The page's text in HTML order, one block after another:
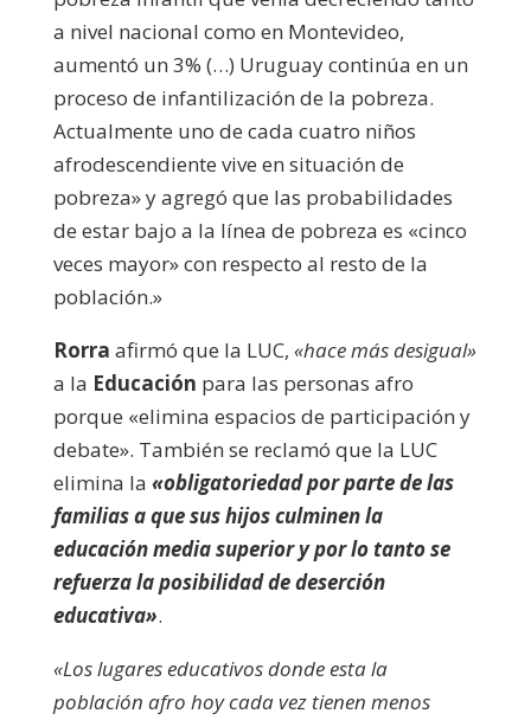
a nivel nacional como en Montevideo,
aumentó un 3% (…) Uruguay continúa en un
proceso de infantilización de la pobreza.
Actualmente uno de cada cuatro niños
afrodescendiente vive en situación de
pobreza» y agregó que las probabilidades
de estar bajo a la línea de pobreza es «cinco
veces mayor» con respecto al resto de la
población.»
Rorra afirmó que la LUC, «hace más desigual»
a la Educación para las personas afro
porque «elimina espacios de participación y
debate». También se reclamó que la LUC
elimina la «obligatoriedad por parte de las
familias a que sus hijos culminen la
educación media superior y por lo tanto se
refuerza la posibilidad de deserción
educativa».
«Los lugares educativos donde esta la
población afro hoy cada vez tienen menos